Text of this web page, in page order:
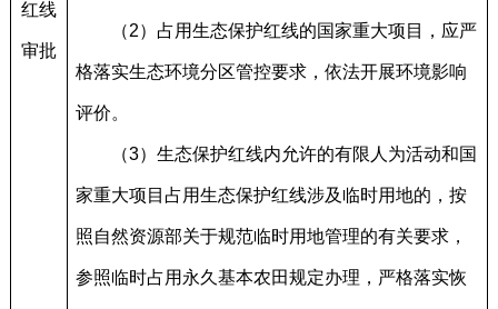
红线
审批
（2）占用生态保护红线的国家重大项目，应严
格落实生态环境分区管控要求，依法开展环境影响
评价。
（3）生态保护红线内允许的有限人为活动和国
家重大项目占用生态保护红线涉及临时用地的，按
照自然资源部关于规范临时用地管理的有关要求，
参照临时占用永久基本农田规定办理，严格落实恢